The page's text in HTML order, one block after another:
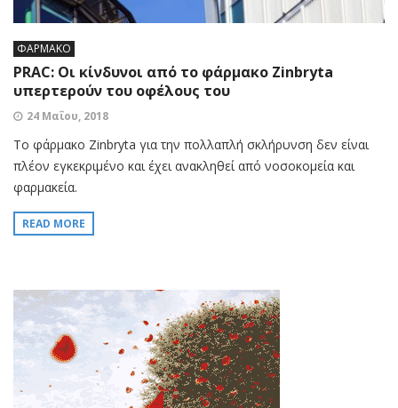
ΦΑΡΜΑΚΟ
PRAC: Οι κίνδυνοι από το φάρμακο Zinbryta
υπερτερούν του οφέλους του
24 Μαΐου, 2018
Το φάρμακο Zinbryta για την πολλαπλή σκλήρυνση δεν είναι
πλέον εγκεκριμένο και έχει ανακληθεί από νοσοκομεία και
φαρμακεία.
READ MORE